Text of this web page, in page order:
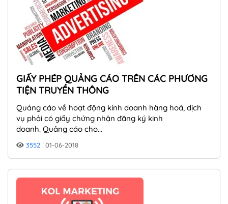
GIẤY PHÉP QUẢNG CÁO TRÊN CÁC PHƯƠNG
TIỆN TRUYỀN THÔNG
Quảng cáo về hoạt động kinh doanh hàng hoá, dịch
vụ phải có giấy chứng nhận đăng ký kinh
doanh. Quảng cáo cho...
3552 01-06-2018